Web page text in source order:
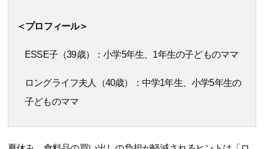
＜プロフィール＞
ESSE子（39歳）：小学5年生、1年生の子どものママ
ロングライフ夫人（40歳）：中学1年生、小学5年生の
子どものママ